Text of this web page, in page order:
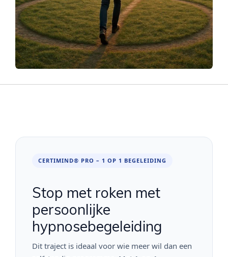
CERTIMIND® PRO – 1 OP 1 BEGELEIDING
Stop met roken met
persoonlijke
hypnosebegeleiding
Dit traject is ideaal voor wie meer wil dan een